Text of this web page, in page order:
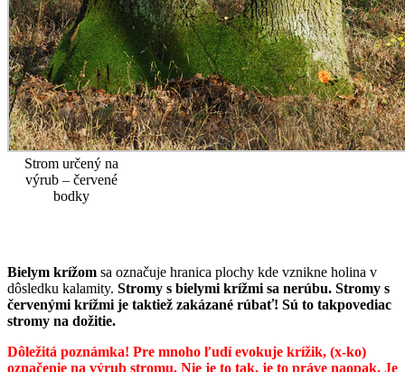
Strom určený na
výrub – červené
bodky
Bielym krížom sa označuje hranica plochy kde vznikne holina v
dôsledku kalamity. Stromy s bielymi krížmi sa nerúbu. Stromy s
červenými krížmi je taktiež zakázané rúbať! Sú to takpovediac
stromy na dožitie.
Dôležitá poznámka! Pre mnoho ľudí evokuje krížik, (x-ko)
označenie na výrub stromu. Nie je to tak, je to práve naopak. Je